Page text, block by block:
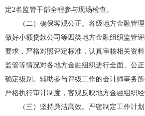
定2名监管干部全程参与现场检查。
（二）确保客观公正。各级地方金融管
做好小额贷款公司等四类地方金融组织监管
要求，严格对照评定标准，认真审核相关资
监管等情况对各地方金融组织进行全面、公
确定级别。辅助参与评级工作的会计师事务
严格执行审计制度，客观反映地方金融组织经
（三）坚持廉洁高效。严密制定工作计